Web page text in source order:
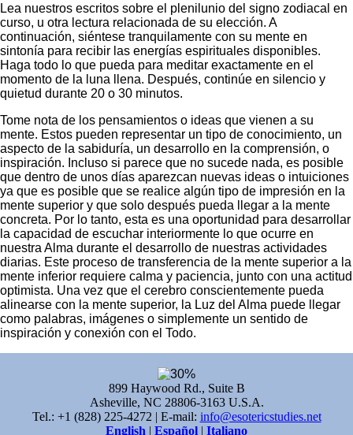
Lea nuestros escritos sobre el plenilunio del signo zodiacal en
curso, u otra lectura relacionada de su elección. A
continuación, siéntese tranquilamente con su mente en
sintonía para recibir las energías espirituales disponibles.
Haga todo lo que pueda para meditar exactamente en el
momento de la luna llena. Después, continúe en silencio y
quietud durante 20 o 30 minutos.
Tome nota de los pensamientos o ideas que vienen a su
mente. Estos pueden representar un tipo de conocimiento, un
aspecto de la sabiduría, un desarrollo en la comprensión, o
inspiración. Incluso si parece que no sucede nada, es posible
que dentro de unos días aparezcan nuevas ideas o intuiciones
ya que es posible que se realice algún tipo de impresión en la
mente superior y que solo después pueda llegar a la mente
concreta. Por lo tanto, esta es una oportunidad para desarrollar
la capacidad de escuchar interiormente lo que ocurre en
nuestra Alma durante el desarrollo de nuestras actividades
diarias. Este proceso de transferencia de la mente superior a la
mente inferior requiere calma y paciencia, junto con una actitud
optimista. Una vez que el cerebro conscientemente pueda
alinearse con la mente superior, la Luz del Alma puede llegar
como palabras, imágenes o simplemente un sentido de
inspiración y conexión con el Todo.
899 Haywood Rd., Suite B
Asheville, NC 28806-3163 U.S.A.
Tel.: +1 (828) 225-4272 | E-mail: info@esotericstudies.net
English | Español | Italiano